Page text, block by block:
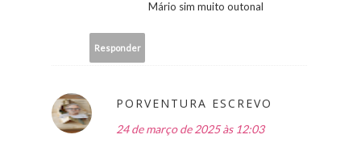
Mário sim muito outonal
Responder
PORVENTURA ESCREVO
24 de março de 2025 às 12:03